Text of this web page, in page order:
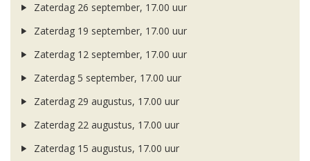
Zaterdag 26 september, 17.00 uur
Zaterdag 19 september, 17.00 uur
Zaterdag 12 september, 17.00 uur
Zaterdag 5 september, 17.00 uur
Zaterdag 29 augustus, 17.00 uur
Zaterdag 22 augustus, 17.00 uur
Zaterdag 15 augustus, 17.00 uur